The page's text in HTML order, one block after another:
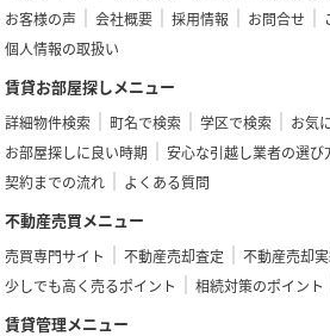
お客様の声
会社概要 採用情報 お問合せ
個人情報の取扱い
賃貸お部屋探しメニュー
詳細物件検索 町名で検索 学区で検索 お気
お部屋探しに良い時期
安心な引越し業者の選び
契約までの流れ
よくある質問
不動産売買メニュー
売買専門サイト 不動産売却査定 不動産売却
少しでも高く売るポイント
相続対策のポイント
賃貸管理メニュー